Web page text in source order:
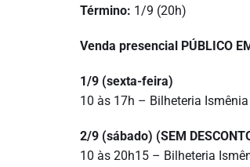
Término: 1/9 (20h)
Venda presencial PÚBLICO
1/9 (sexta-feira)
10 às 17h – Bilheteria
2/9 (sábado) (SEM
10 às 20h15 – Bilheteria